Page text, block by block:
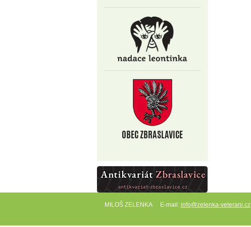
MILOŠ ZELENKA E-mail: info@zelenka-veterani.cz